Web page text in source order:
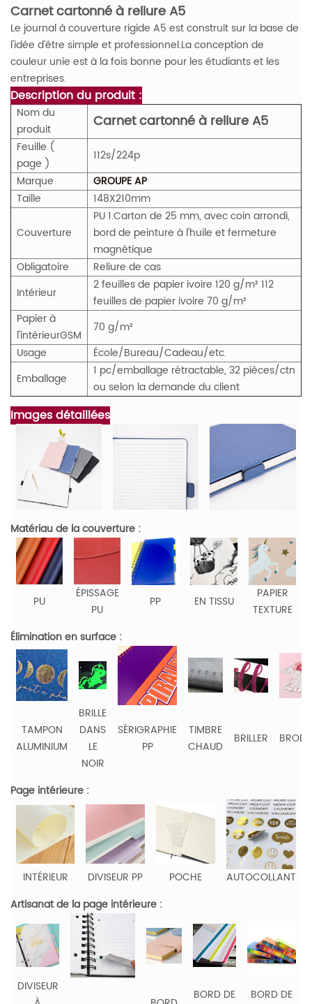
Carnet cartonné à reliure A5
Le journal à couverture rigide A5 est construit sur la base de
l'idée d'être simple et professionnel.La conception de
couleur unie est à la fois bonne pour les étudiants et les
entreprises.
Description du produit :
Nom du
produit
Carnet cartonné à reliure A5
Feuille (
page )
112s/224p
Marque
GROUPE AP
Taille
148X210mm
Couverture
PU 1.Carton de 25 mm, avec coin arrondi,
bord de peinture à l'huile et fermeture
magnétique
Obligatoire
Reliure de cas
Intérieur
2 feuilles de papier ivoire 120 g/m² 112
feuilles de papier ivoire 70 g/m²
Papier à
l'intérieurGSM
70 g/m²
Usage
École/Bureau/Cadeau/etc.
Emballage
1 pc/emballage rétractable, 32 pièces/ctn
ou selon la demande du client
Images détaillées
Matériau de la couverture :
PU
ÉPISSAGE
PU
PP EN TISSU
PAPIER
TEXTURE
Élimination en surface :
TAMPON
ALUMINIUM
BRILLE
DANS
LE
NOIR
SÉRIGRAPHIE
PP
TIMBRE
CHAUD
BRILLER
Page intérieure :
INTÉRIEUR DIVISEUR PP POCHE
AUTOCOLLANT
Artisanat de la page intérieure :
DIVISEUR
BORD DE
BORD DE